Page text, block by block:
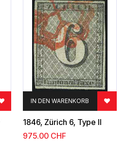
1846, Zürich 6, Type II
IN DEN WARENKORB
975.00CHF